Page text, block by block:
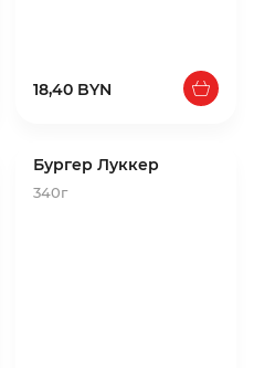
18,40 BYN
Бургер Луккер
340г